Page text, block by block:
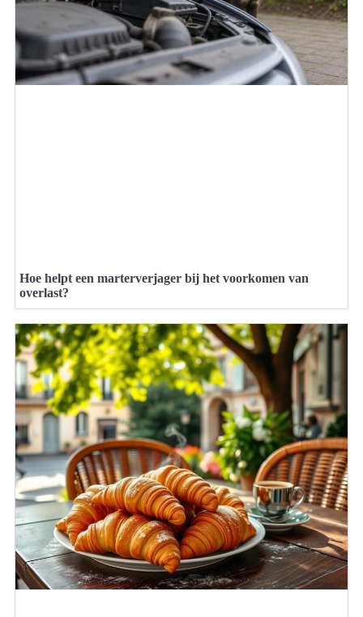
Hoe helpt een marterverjager bij het voorkomen van
overlast?